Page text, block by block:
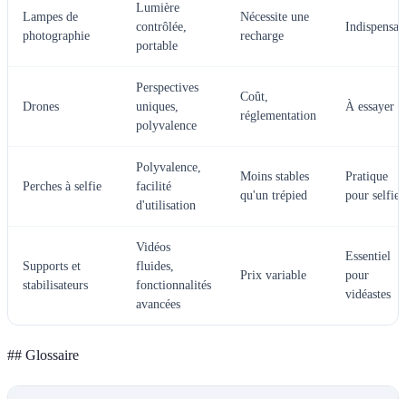
Lampes de
photographie
Lumière
contrôlée,
portable
Nécessite une
recharge
Drones
Perspectives
uniques,
polyvalence
Coût,
réglementation
À essayer
Perches à selfie
Polyvalence,
facilité
d'utilisation
Moins stables
qu'un trépied
Pratique
pour selfies
Supports et
stabilisateurs
Vidéos
fluides,
fonctionnalités
avancées
Prix variable
Essentiel
pour
vidéastes
## Glossaire